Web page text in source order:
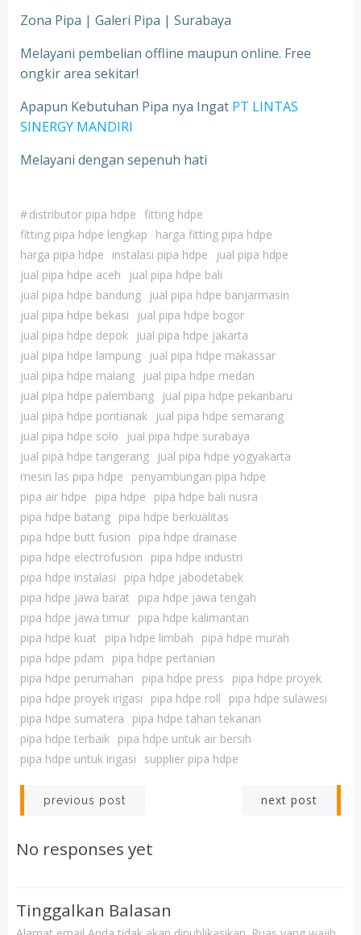
Zona Pipa | Galeri Pipa | Surabaya
Melayani pembelian offline maupun online. Free
ongkir area sekitar!
Apapun Kebutuhan Pipa nya Ingat PT LINTAS
SINERGY MANDIRI
Melayani dengan sepenuh hati
#distributor pipa hdpe fitting hdpe
fitting pipa hdpe lengkap
harga fitting pipa hdpe
harga pipa hdpe
instalasi pipa hdpe
jual pipa hdpe
jual pipa hdpe aceh
jual pipa hdpe bali
jual pipa hdpe bandung
jual pipa hdpe banjarmasin
jual pipa hdpe bekasi
jual pipa hdpe bogor
jual pipa hdpe depok
jual pipa hdpe jakarta
jual pipa hdpe lampung
jual pipa hdpe makassar
jual pipa hdpe malang
jual pipa hdpe medan
jual pipa hdpe palembang
jual pipa hdpe pekanbaru
jual pipa hdpe pontianak
jual pipa hdpe semarang
jual pipa hdpe solo
jual pipa hdpe surabaya
jual pipa hdpe tangerang
jual pipa hdpe yogyakarta
mesin las pipa hdpe
penyambungan pipa hdpe
pipa air hdpe
pipa hdpe
pipa hdpe bali nusra
pipa hdpe batang pipa hdpe berkualitas
pipa hdpe butt fusion
pipa hdpe drainase
pipa hdpe electrofusion
pipa hdpe industri
pipa hdpe instalasi
pipa hdpe jabodetabek
pipa hdpe jawa barat
pipa hdpe jawa tengah
pipa hdpe jawa timur pipa hdpe kalimantan
pipa hdpe kuat
pipa hdpe limbah
pipa hdpe murah
pipa hdpe pdam
pipa hdpe pertanian
pipa hdpe perumahan
pipa hdpe press
pipa hdpe proyek
pipa hdpe proyek irigasi
pipa hdpe roll
pipa hdpe sulawesi
pipa hdpe sumatera
pipa hdpe tahan tekanan
pipa hdpe terbaik pipa hdpe untuk air bersih
pipa hdpe untuk irigasi
supplier pipa hdpe
Post
navigation
previous post next post
No responses yet
Tinggalkan Balasan